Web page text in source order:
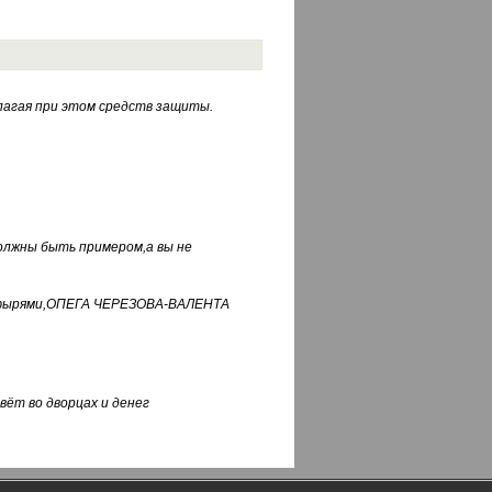
при этом средств защиты.
быть примером,а вы не
ЧЕРЕЗОВА-ВАЛЕНТА
во дворцах и денег